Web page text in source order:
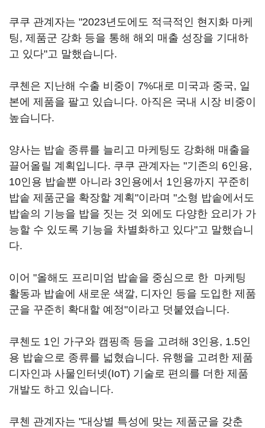
쿠쿠 관계자는 "2023년도에도 적극적인 현지화 마케
팅, 제품군 강화 등을 통해 해외 매출 성장을 기대하
고 있다"고 말했습니다.
쿠첸은 지난해 수출 비중이 7%대로 미국과 중국, 일
본에 제품을 팔고 있습니다. 아직은 국내 시장 비중이
높습니다.
양사는 밥솥 종류를 늘리고 마케팅도 강화해 매출을
끌어올릴 계획입니다. 쿠쿠 관계자는 "기존의 6인용,
10인용 밥솥뿐 아니라 3인용에서 1인용까지 꾸준히
밥솥 제품군을 확장할 계획"이라며 "소형 밥솥에서도
밥솥의 기능을 밥을 짓는 것 외에도 다양한 요리가 가
능할 수 있도록 기능을 차별화하고 있다"고 말했습니
다.
이어 "올해도 프리미엄 밥솥을 중심으로 한 마케팅
활동과 밥솥에 새로운 색깔, 디자인 등을 도입한 제품
군을 꾸준히 확대할 예정"이라고 덧붙였습니다.
쿠첸도 1인 가구와 캠핑족 등을 고려해 3인용, 1.5인
용 밥솥으로 종류를 넓혔습니다. 유행을 고려한 제품
디자인과 사물인터넷(IoT) 기술로 편의를 더한 제품
개발도 하고 있습니다.
쿠첸 관계자는 "대상별 특성에 맞는 제품군을 갖춘